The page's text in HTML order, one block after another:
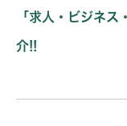
「求人・ビジネ
介!!